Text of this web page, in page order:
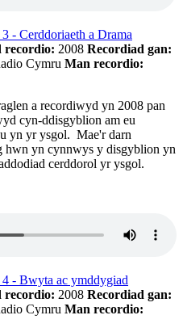
- Cerddoriaeth a Drama
recordio: 2008 Recordiad gan:
Cymru Man recordio:
a recordiwyd yn 2008 pan
cyn-ddisgyblion am eu
yn yr ysgol. Mae'r darn
hwn yn cynnwys y disgyblion yn
cerddorol yr ysgol.
- Bwyta ac ymddygiad
recordio: 2008 Recordiad gan:
Cymru Man recordio: